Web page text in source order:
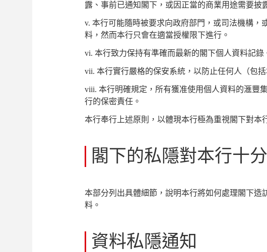
露、事前已通知閣下，或因正當的商業用途需要披
v. 本行可能隨時被要求向政府部門，或司法機構
料，然而本行只會在適當授權限下進行。
vi. 本行致力保持有準確而最新的閣下個人資料記錄
vii. 本行實行嚴格的保安系統，以防止任何人（包
viii. 本行明確規定，所有獲准使用個人資料的滙豐
行的保密責任。
本行奉行上述原則，以體現本行極為重視閣下對本
閣下的私隱對本行十
本部分列出具體細節，說明本行將如何處理閣下造
料。
資料私隱通知